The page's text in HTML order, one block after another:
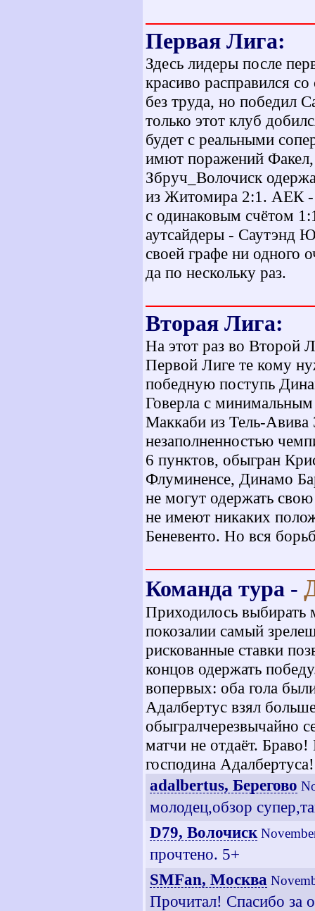
Первая Лига:
Здесь лидеры после
красиво расправился
без труда, но победил
только этот клуб
будет с реальными
имют поражений
Збруч_Волочиск
из Житомира 2:1. АЕК -
с одинаковым счётом
аутсайдеры - Саутэнд
своей графе ни одного
да по нескольку раз.
Вторая Лига:
На этот раз во Второй
Первой Лиге те кому
победную поступь
Говерла с
Маккаби из Тель-Авива
незаполненностью
6 пунктов, обыгран
Флуминенсе, Динамо
не могут одержать
не имеют никаких
Беневенто. Но вся
Команда тура -
Приходилось
покозалии самый
рискованные ставки
концов одержать
вопервых: оба гола
Адалбертус взял
обыгралчерезвычайно
матчи не отдаёт.
господина
adalbertus, Берегово
молодец,обзор
D79, Волочиск
прочтено. 5+
SMFan, Москва
Прочитал! Спасибо за